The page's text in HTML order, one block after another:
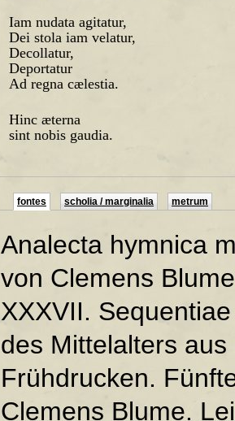
Iam nudata agitatur,
Dei stola iam velatur,
Decollatur,
Deportatur
Ad regna cælestia.
Hinc æterna
sint nobis gaudia.
fontes scholia / marginalia metrum
Analecta hymnica
von Clemens
XXXVII.
des Mittelalters
Frühdrucken.
Clemens Blume.